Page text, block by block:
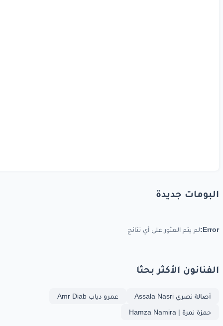
البومات جديدة
Error: لم يتم العثور على أي نتائج
الفنانون الأكثر بحثا
أصالة نصري Assala Nasri
عمرو دياب Amr Diab
حمزة نمرة | Hamza Namira